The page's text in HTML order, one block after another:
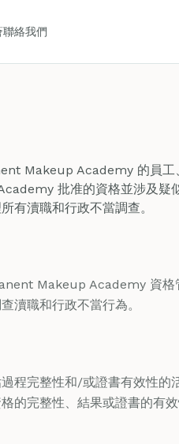
聯絡我們
Makeup Academy 的員工
批准的資格並涉及疑似
有瀆職和行政不當調查。
Makeup Academy 資格
瀆職和行政不當行為。
程完整性和/或證書有效性的
的完整性、結果或證書的有